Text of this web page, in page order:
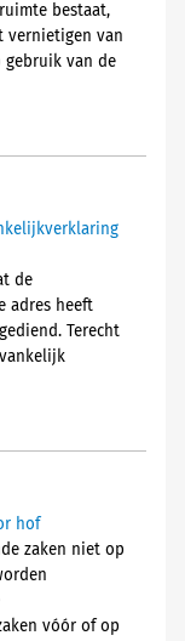
bestaat,
vernietigen van
gebruik van de
de
adres heeft
Terecht
hof
zaken niet op
vóór of op